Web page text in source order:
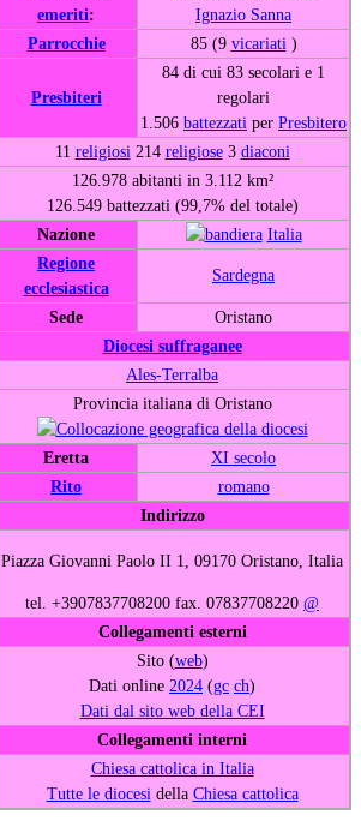
emeriti:
Ignazio Sanna
Parrocchie
85 (9 vicariati )
Presbiteri
84 di cui 83 secolari e 1
regolari
1.506 battezzati per Presbitero
11 religiosi 214 religiose3 diaconi
126.978 abitanti in 3.112 km²
126.549 battezzati (99,7% del totale)
Nazione
Italia
Regione
ecclesiastica
Sardegna
Sede
Oristano
Diocesi suffraganee
Ales-Terralba
Provincia italiana di Oristano
Eretta
XI secolo
Rito
romano
Indirizzo
Piazza Giovanni Paolo II 1, 09170 Oristano, Italia
tel. +3907837708200 fax. 07837708220 @
Collegamenti esterni
Sito (web)
Dati online 2024 (gc ch)
Dati dal sito web della CEI
Collegamenti interni
Chiesa cattolica in Italia
Tutte le diocesi della Chiesa cattolica